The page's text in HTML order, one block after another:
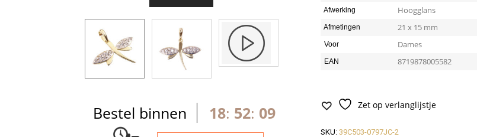
Bestel binnen 18: 52: 08
Afwerking Hoogglans
Afmetingen 21 x 15 mm
Voor Dames
EAN 8719878005582
Zet op verlanglijstje
SKU: 39C503-0797JC-2